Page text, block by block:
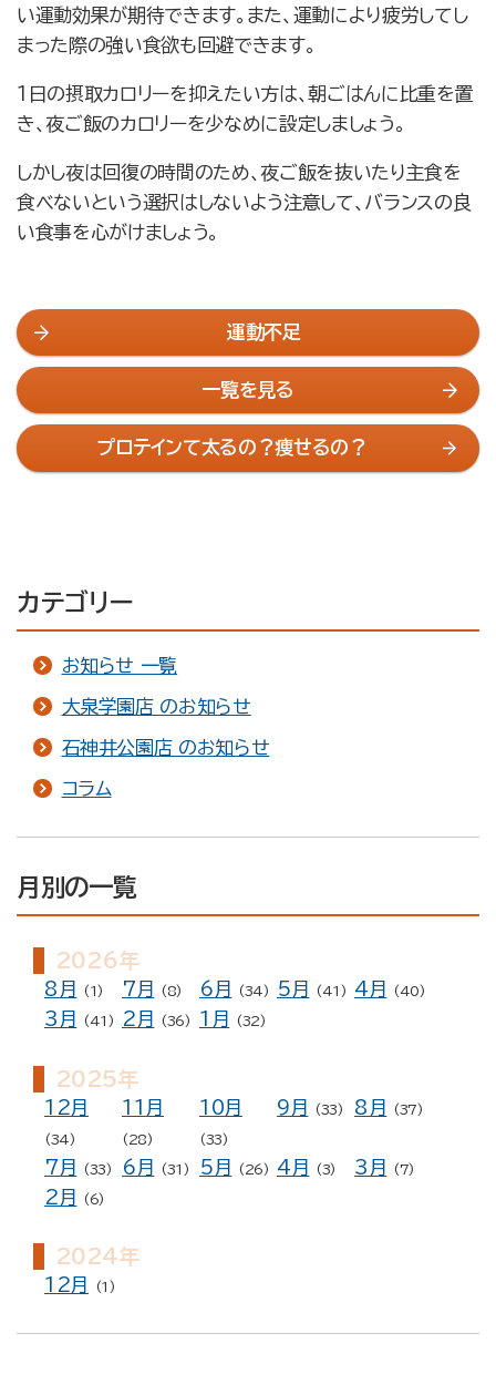
い運動効果が期待できます。また、運動により疲労してし
まった際の強い食欲も回避できます。
１日の摂取カロリーを抑えたい方は、朝ごはんに比重を置
き、夜ご飯のカロリーを少なめに設定しましょう。
しかし夜は回復の時間のため、夜ご飯を抜いたり主食を
食べないという選択はしないよう注意して、バランスの良
い食事を心がけましょう。
運動不足
一覧を見る
プロテインて太るの？痩せるの？
カテゴリー
お知らせ 一覧
大泉学園店 のお知らせ
石神井公園店 のお知らせ
コラム
月別の一覧
2026年
8月 (1) 7月 (8) 6月 (34) 5月 (41) 4月 (40)
3月 (41) 2月 (36) 1月 (32)
2025年
12月
(34)
11月
(28)
10月
(33)
9月 (33) 8月 (37)
7月 (33) 6月 (31) 5月 (26) 4月 (3) 3月 (7)
2月 (6)
2024年
12月 (1)